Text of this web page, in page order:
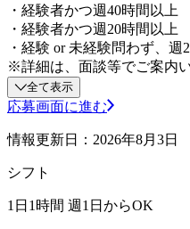
・経験者かつ週40時間以上
・経験者かつ週20時間以上
・経験 or 未経験問わず、
※詳細は、面談等でご案内い
全て表示
応募画面に進む
情報更新日：2026年8月3日
シフト
1日1時間 週1日からOK